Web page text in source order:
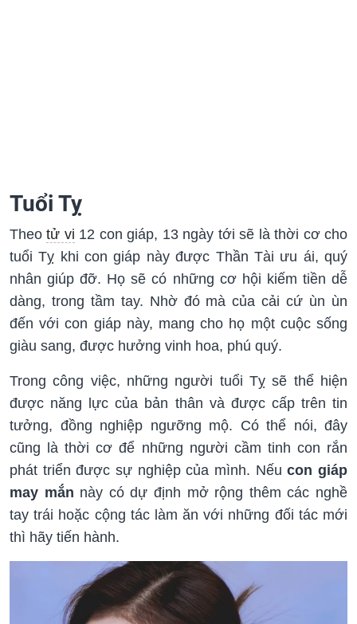
Tuổi Tỵ
Theotử vi 12 con giáp, 13 ngày tới sẽ là thời cơ cho
tuổi Tỵ khi con giáp này được Thần Tài ưu ái, quý
nhân giúp đỡ. Họ sẽ có những cơ hội kiếm tiền dễ
dàng, trong tầm tay. Nhờ đó mà của cải cứ ùn ùn
đến với con giáp này, mang cho họ một cuộc sống
giàu sang, được hưởng vinh hoa, phú quý.
Trong công việc, những người tuổi Tỵ sẽ thể hiện
được năng lực của bản thân và được cấp trên tin
tưởng, đồng nghiệp ngưỡng mộ. Có thể nói, đây
cũng là thời cơ để những người cầm tinh con rắn
phát triển được sự nghiệp của mình. Nếucon giáp
may mắn này có dự định mở rộng thêm các nghề
tay trái hoặc cộng tác làm ăn với những đối tác mới
thì hãy tiến hành.